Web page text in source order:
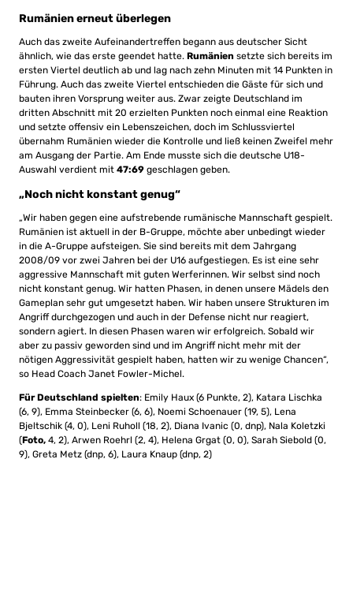
Rumänien erneut überlegen
Auch das zweite Aufeinandertreffen begann aus deutscher Sicht
ähnlich, wie das erste geendet hatte. Rumänien setzte sich bereits im
ersten Viertel deutlich ab und lag nach zehn Minuten mit 14 Punkten in
Führung. Auch das zweite Viertel entschieden die Gäste für sich und
bauten ihren Vorsprung weiter aus. Zwar zeigte Deutschland im
dritten Abschnitt mit 20 erzielten Punkten noch einmal eine Reaktion
und setzte offensiv ein Lebenszeichen, doch im Schlussviertel
übernahm Rumänien wieder die Kontrolle und ließ keinen Zweifel mehr
am Ausgang der Partie. Am Ende musste sich die deutsche U18-
Auswahl verdient mit 47:69 geschlagen geben.
„Noch nicht konstant genug“
„Wir haben gegen eine aufstrebende rumänische Mannschaft gespielt.
Rumänien ist aktuell in der B-Gruppe, möchte aber unbedingt wieder
in die A-Gruppe aufsteigen. Sie sind bereits mit dem Jahrgang
2008/09 vor zwei Jahren bei der U16 aufgestiegen. Es ist eine sehr
aggressive Mannschaft mit guten Werferinnen. Wir selbst sind noch
nicht konstant genug. Wir hatten Phasen, in denen unsere Mädels den
Gameplan sehr gut umgesetzt haben. Wir haben unsere Strukturen im
Angriff durchgezogen und auch in der Defense nicht nur reagiert,
sondern agiert. In diesen Phasen waren wir erfolgreich. Sobald wir
aber zu passiv geworden sind und im Angriff nicht mehr mit der
nötigen Aggressivität gespielt haben, hatten wir zu wenige Chancen“,
so Head Coach Janet Fowler-Michel.
Für Deutschland spielten: Emily Haux (6 Punkte, 2), Katara Lischka
(6, 9), Emma Steinbecker (6, 6), Noemi Schoenauer (19, 5), Lena
Bjeltschik (4, 0), Leni Ruholl (18, 2), Diana Ivanic (0, dnp), Nala Koletzki
(Foto, 4, 2), Arwen Roehrl (2, 4), Helena Grgat (0, 0), Sarah Siebold (0,
9), Greta Metz (dnp, 6), Laura Knaup (dnp, 2)